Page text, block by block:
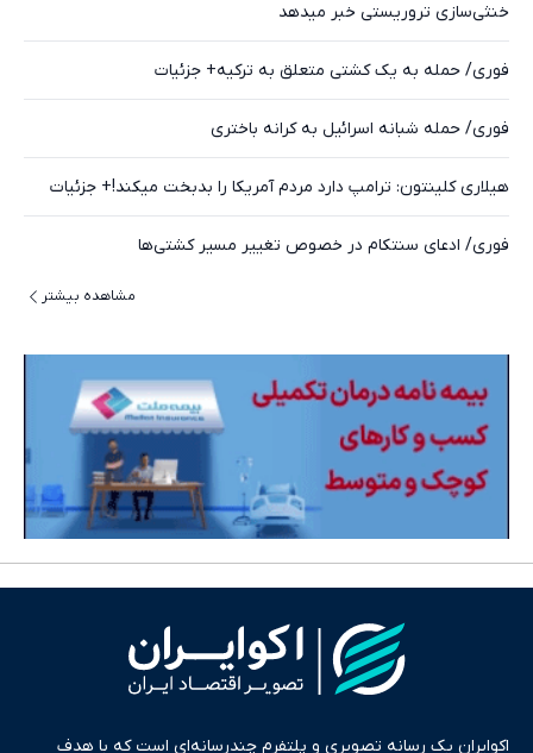
خنثی‌سازی تروریستی خبر میدهد
فوری/ حمله به یک کشتی متعلق به ترکیه+ جزئیات
فوری/ حمله شبانه اسرائیل به کرانه باختری
هیلاری کلینتون: ترامپ دارد مردم آمریکا را بدبخت میکند!+ جزئیات
فوری/ ادعای سنتکام در خصوص تغییر مسیر کشتی‌ها
مشاهده بیشتر
اکوایران یک رسانه تصویری و پلتفرم چندرسانه‌ای است که با هدف